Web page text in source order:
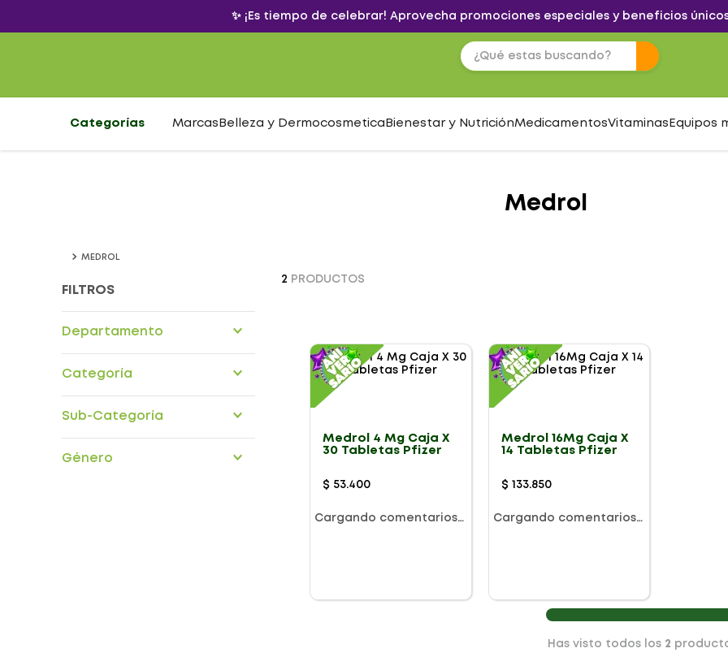
✨ ¡Es tiempo de celebrar! Aprovecha promociones especiales y beneficios
Categorías Marcas Belleza y Dermocosmetica Bienestar y NutriciónMedicamentosVitaminas Equipos
Medrol
MEDROL
FILTROS
Departamento
Categoría
Sub-Categoría
Género
2 PRODUCTOS
Medrol 4 Mg Caja X
30 Tabletas Pfizer
$ 53.400
Cargando comentarios…
Medrol 16Mg Caja X
14 Tabletas Pfizer
$ 133.850
Cargando comentarios…
Has visto todos los 2